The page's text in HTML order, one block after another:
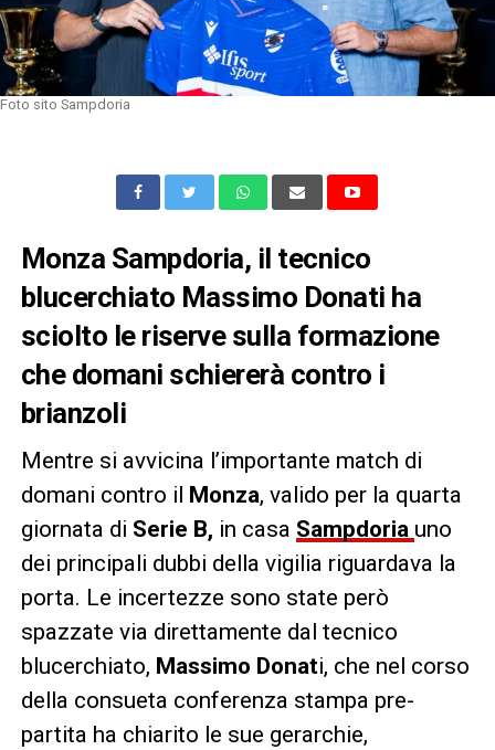
Foto sito Sampdoria
Monza Sampdoria, il tecnico
blucerchiato Massimo Donati ha
sciolto le riserve sulla formazione
che domani schiererà contro i
brianzoli
Mentre si avvicina l’importante match di
domani contro il Monza, valido per la quarta
giornata di Serie B, in casa Sampdoria uno
dei principali dubbi della vigilia riguardava la
porta. Le incertezze sono state però
spazzate via direttamente dal tecnico
blucerchiato, Massimo Donati, che nel corso
della consueta conferenza stampa pre-
partita ha chiarito le sue gerarchie,